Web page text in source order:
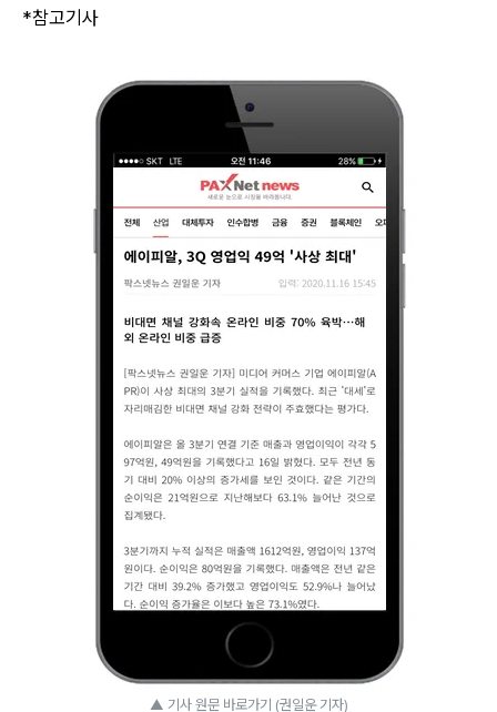
*참고기사
▲ 기사 원문 바로가기 (권일운 기자)